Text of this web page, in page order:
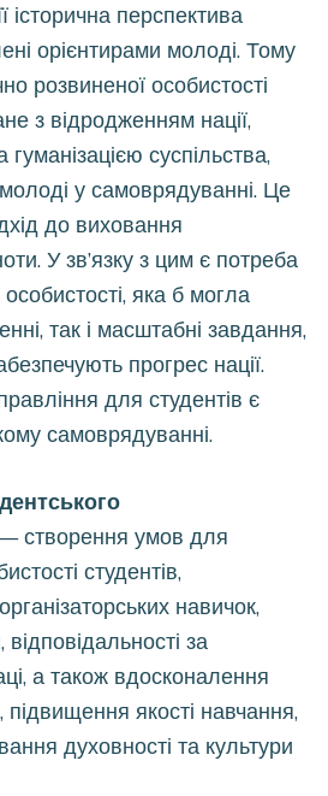
історична перспектива
орієнтирами молоді. Тому
розвиненої особистості
з відродженням нації,
суспільства,
у самоврядуванні. Це
до виховання
У зв’язку з цим є потреба
яка б могла
так і масштабні завдання,
прогрес нації.
для студентів є
самоврядуванні.
створення умов для
студентів,
навичок,
за
а також вдосконалення
підвищення якості навчання,
духовності та культури